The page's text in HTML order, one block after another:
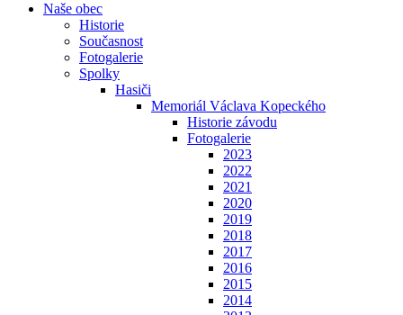
Naše obec
Historie
Současnost
Fotogalerie
Spolky
Hasiči
Memoriál Václava Kopeckého
Historie závodu
Fotogalerie
2023
2022
2021
2020
2019
2018
2017
2016
2015
2014